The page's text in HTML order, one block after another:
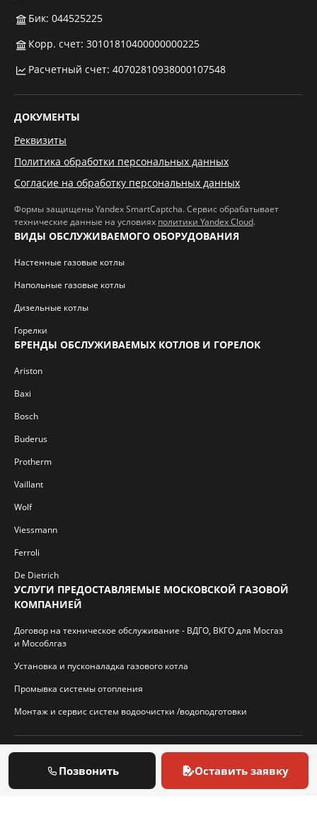
Бик: 044525225
Корр. счет: 30101810400000000225
Расчетный счет: 40702810938000107548
ДОКУМЕНТЫ
Реквизиты
Политика обработки персональных данных
Согласие на обработку персональных данных
Формы защищены Yandex SmartCaptcha. Сервис обрабатывает
технические данные на условиях политики Yandex Cloud.
ВИДЫ ОБСЛУЖИВАЕМОГО ОБОРУДОВАНИЯ
Настенные газовые котлы
Напольные газовые котлы
Дизельные котлы
Горелки
БРЕНДЫ ОБСЛУЖИВАЕМЫХ КОТЛОВ И ГОРЕЛОК
Ariston
Baxi
Bosch
Buderus
Protherm
Vaillant
Wolf
Viessmann
Ferroli
De Dietrich
УСЛУГИ ПРЕДОСТАВЛЯЕМЫЕ МОСКОВСКОЙ ГАЗОВОЙ
КОМПАНИЕЙ
Договор на техническое обслуживание - ВДГО, ВКГО для Мосгаз
и Мособлгаз
Установка и пусконаладка газового котла
Промывка системы отопления
Монтаж и сервис систем водоочистки /водоподготовки
© 2026 И.П. Кротиков С.А. Virtbridge.ru
Позвонить Оставить заявку